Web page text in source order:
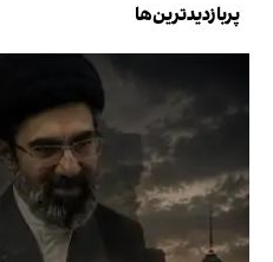
پربازدیدترین‌ها